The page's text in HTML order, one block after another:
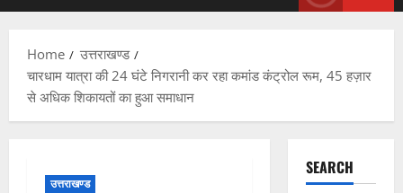
Home
उत्तराखण्ड
चारधाम यात्रा की 24 घंटे निगरानी कर रहा कमांड कंट्रोल रूम, 45 हज़ार
से अधिक शिकायतों का हुआ समाधान
उत्तराखण्ड
SEARCH